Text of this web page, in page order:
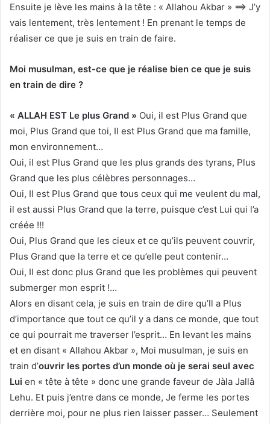
Ensuite je lève les mains à la tête : « Allahou Akbar » ==> J’y
vais lentement, très lentement ! En prenant le temps de
réaliser ce que je suis en train de faire.
Moi musulman, est-ce que je réalise bien ce que je suis
en train de dire ?
« ALLAH EST Le plus Grand » Oui, il est Plus Grand que
moi, Plus Grand que toi, Il est Plus Grand que ma famille,
mon environnement…
Oui, il est Plus Grand que les plus grands des tyrans, Plus
Grand que les plus célèbres personnages…
Oui, Il est Plus Grand que tous ceux qui me veulent du mal,
il est aussi Plus Grand que la terre, puisque c’est Lui qui l’a
créée !!!
Oui, Plus Grand que les cieux et ce qu’ils peuvent couvrir,
Plus Grand que la terre et ce qu’elle peut contenir…
Oui, Il est donc plus Grand que les problèmes qui peuvent
submerger mon esprit !…
Alors en disant cela, je suis en train de dire qu’Il a Plus
d’importance que tout ce qu’il y a dans ce monde, que tout
ce qui pourrait me traverser l’esprit… En levant les mains
et en disant « Allahou Akbar », Moi musulman, je suis en
train d’ouvrir les portes d’un monde où je serai seul avec
Lui en « tête à tête » donc une grande faveur de Jàla Jallâ
Lehu. Et puis j’entre dans ce monde, Je ferme les portes
derrière moi, pour ne plus rien laisser passer… Seulement